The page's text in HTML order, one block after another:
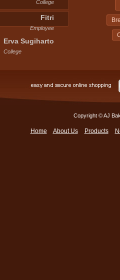
College
Fitri
Employee
Erva Sugiharto
College
Copyright © AJ
Home About Us Products